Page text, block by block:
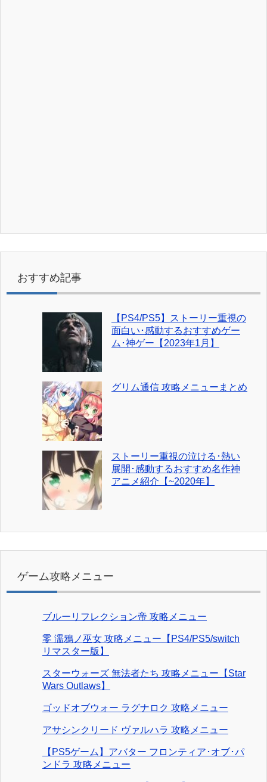
おすすめ記事
【PS4/PS5】ストーリー重視の
面白い･感動するおすすめゲー
ム･神ゲー【2023年1月】
グリム通信 攻略メニューまとめ
ストーリー重視の泣ける･熱い
展開･感動するおすすめ名作神
アニメ紹介【~2020年】
ゲーム攻略メニュー
ブルーリフレクション帝 攻略メニュー
零 濡鴉ノ巫女 攻略メニュー【PS4/PS5/switch
リマスター版】
スターウォーズ 無法者たち 攻略メニュー【Star
Wars Outlaws】
ゴッドオブウォー ラグナロク 攻略メニュー
アサシンクリード ヴァルハラ 攻略メニュー
【PS5ゲーム】アバター フロンティア･オブ･パ
ンドラ 攻略メニュー